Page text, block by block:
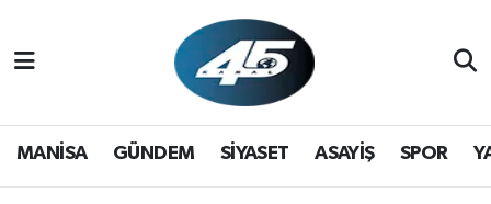
MANİSA GÜNDEM SİYASET ASAYİŞ SPOR
GÜNDEM
Hava Durumu
Trafik Durumu